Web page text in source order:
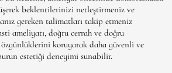
beklentilerinizi netleştirmeniz ve
gereken talimatları takip etmeniz
ameliyatı, doğru cerrah ve doğru
koruyarak daha güvenli ve
estetiği deneyimi sunabilir.